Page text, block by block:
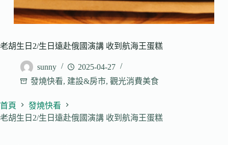
老胡生日2/生日遠赴俄國演講 收到航海王蛋糕
sunny
2025-04-27
發燒快看, 建設&房市, 觀光消費美食
首頁
發燒快看
老胡生日2/生日遠赴俄國演講 收到航海王蛋糕